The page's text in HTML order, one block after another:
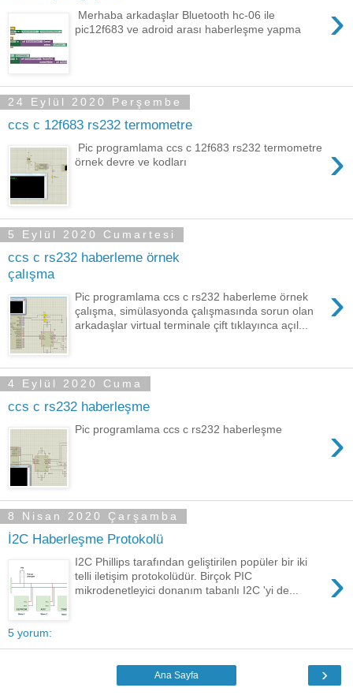
›
Merhaba arkadaşlar Bluetooth hc-06 ile
pic12f683 ve adroid arası haberleşme yapma
24 Eylül 2020 Perşembe
ccs c 12f683 rs232 termometre
›
Pic programlama ccs c 12f683 rs232 termometre
örnek devre ve kodları
5 Eylül 2020 Cumartesi
ccs c rs232 haberleme örnek
çalışma
›
Pic programlama ccs c rs232 haberleme örnek
çalışma, simülasyonda çalışmasında sorun olan
arkadaşlar virtual terminale çift tıklayınca açıl...
4 Eylül 2020 Cuma
ccs c rs232 haberleşme
›
Pic programlama ccs c rs232 haberleşme
8 Nisan 2020 Çarşamba
İ2C Haberleşme Protokolü
›
I2C Phillips tarafından geliştirilen popüler bir iki
telli iletişim protokolüdür. Birçok PIC
mikrodenetleyici donanım tabanlı I2C 'yi de...
5 yorum:
›
Ana Sayfa